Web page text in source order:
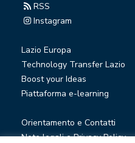
RSS
Instagram
Lazio Europa
Technology Transfer Lazio
Boost your Ideas
Piattaforma e-learning
Orientamento e Contatti
Note legali e Privacy Policy